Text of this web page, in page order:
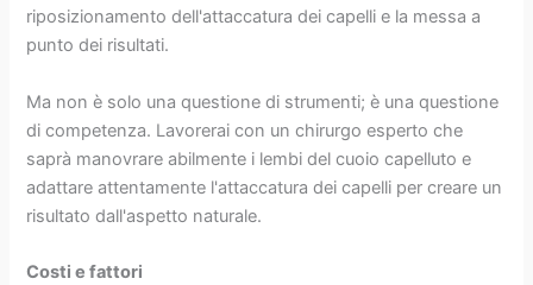
riposizionamento dell'attaccatura dei capelli e la messa a
punto dei risultati.
Ma non è solo una questione di strumenti; è una questione
di competenza. Lavorerai con un chirurgo esperto che
saprà manovrare abilmente i lembi del cuoio capelluto e
adattare attentamente l'attaccatura dei capelli per creare un
risultato dall'aspetto naturale.
Costi e fattori